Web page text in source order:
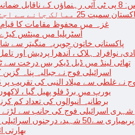
جاری
اجتناب برتنے کی ہدایت
غزہ میں محفوظ مقامات کا قیام
آسٹریلیا میں مینٹس
پاکستانی خاتون جویریہ منگیتر سے
نوافراد ہلاک ، آندھرا پردیش اور
تھائی لینڈ میں ڈبل ڈیکر بس درخت سے ٹکرا گئی، 14
اسرائیلی فوج نے جبالیہ پناہ
نے غلطی سے میلاد النبی کی تقریب پر ڈرون گرا
یورپ میں برڈ فلو پھیل گیا ،
برطانیہ آنیوالوں کی تعداد کم
شہری اسرائیلی فوج کی جانب سے لڑتے
اسرائیلی ٹینک خان یونس میں داخل
بھارتی